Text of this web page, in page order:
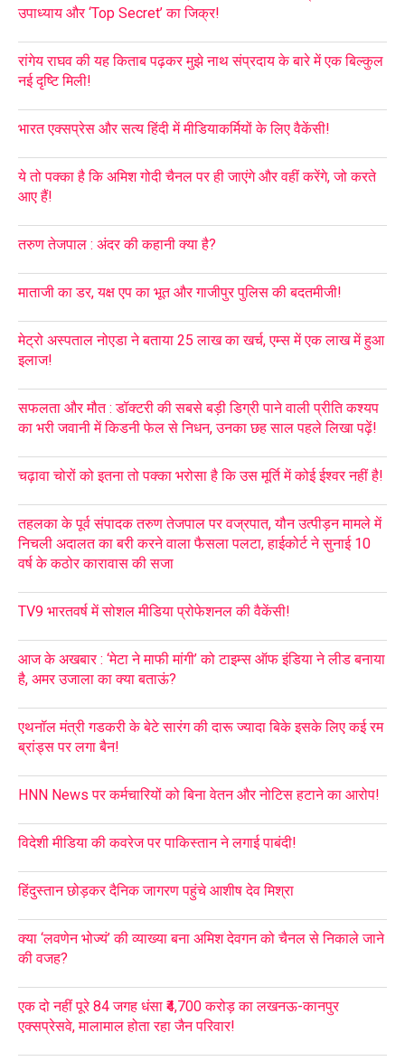
उपाध्याय और ‘Top Secret’ का जिक्र!
रांगेय राघव की यह किताब पढ़कर मुझे नाथ संप्रदाय के बारे में एक बिल्कुल
नई दृष्टि मिली!
भारत एक्सप्रेस और सत्य हिंदी में मीडियाकर्मियों के लिए वैकेंसी!
ये तो पक्का है कि अमिश गोदी चैनल पर ही जाएंगे और वहीं करेंगे, जो करते
आए हैं!
तरुण तेजपाल : अंदर की कहानी क्या है?
माताजी का डर, यक्ष एप का भूत और गाजीपुर पुलिस की बदतमीजी!
मेट्रो अस्पताल नोएडा ने बताया 25 लाख का खर्च, एम्स में एक लाख में हुआ
इलाज!
सफलता और मौत : डॉक्टरी की सबसे बड़ी डिग्री पाने वाली प्रीति कश्यप
का भरी जवानी में किडनी फेल से निधन, उनका छह साल पहले लिखा पढ़ें!
चढ़ावा चोरों को इतना तो पक्का भरोसा है कि उस मूर्ति में कोई ईश्वर नहीं है!
तहलका के पूर्व संपादक तरुण तेजपाल पर वज्रपात, यौन उत्पीड़न मामले में
निचली अदालत का बरी करने वाला फैसला पलटा, हाईकोर्ट ने सुनाई 10
वर्ष के कठोर कारावास की सजा
TV9 भारतवर्ष में सोशल मीडिया प्रोफेशनल की वैकेंसी!
आज के अखबार : ‘मेटा ने माफी मांगी’ को टाइम्स ऑफ इंडिया ने लीड बनाया
है, अमर उजाला का क्या बताऊं?
एथनॉल मंत्री गडकरी के बेटे सारंग की दारू ज्यादा बिके इसके लिए कई रम
ब्रांड्स पर लगा बैन!
HNN News पर कर्मचारियों को बिना वेतन और नोटिस हटाने का आरोप!
विदेशी मीडिया की कवरेज पर पाकिस्तान ने लगाई पाबंदी!
हिंदुस्तान छोड़कर दैनिक जागरण पहुंचे आशीष देव मिश्रा
क्या ‘लवणेन भोज्यं’ की व्याख्या बना अमिश देवगन को चैनल से निकाले जाने
की वजह?
एक दो नहीं पूरे 84 जगह धंसा ₹4,700 करोड़ का लखनऊ-कानपुर
एक्सप्रेसवे, मालामाल होता रहा जैन परिवार!